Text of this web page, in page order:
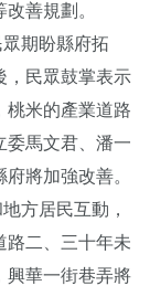
善規劃。
期盼縣府拓
，民眾鼓掌表示
桃米的產業道路
委馬文君、潘一
將加強改善。
方居民互動，
路二、三十年未
興華一街巷弄將